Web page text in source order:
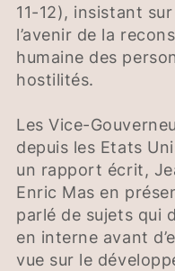
11-12), insistant
l’avenir de la
humaine des
hostilités.
Les Vice-
depuis les Etats
un rapport écrit,
Enric Mas en
parlé de sujets qui
en interne avant
vue sur le